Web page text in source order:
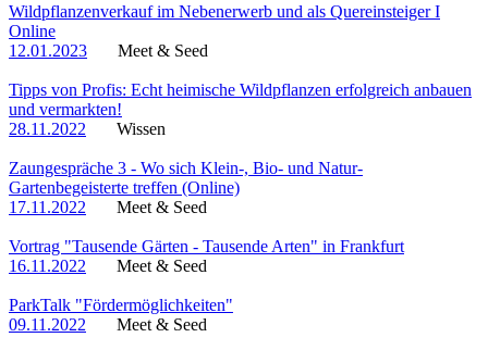
Wildpflanzenverkauf im Nebenerwerb und als Quereinsteiger I
Online
12.01.2023
Meet & Seed
Tipps von Profis: Echt heimische Wildpflanzen erfolgreich anbauen
und vermarkten!
28.11.2022
Wissen
Zaungespräche 3 - Wo sich Klein-, Bio- und Natur-
Gartenbegeisterte treffen (Online)
17.11.2022
Meet & Seed
Vortrag "Tausende Gärten - Tausende Arten" in Frankfurt
16.11.2022
Meet & Seed
ParkTalk "Fördermöglichkeiten"
09.11.2022
Meet & Seed